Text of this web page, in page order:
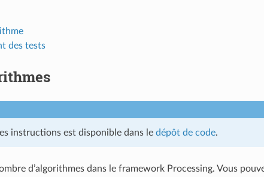
des tests
instructions est disponible dans le dépôt de code.
d’algorithmes dans le framework Processing. Vous